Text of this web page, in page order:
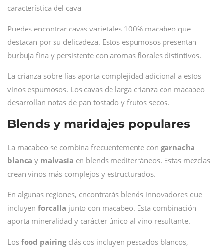
característica del cava.
Puedes encontrar cavas varietales 100% macabeo que
destacan por su delicadeza. Estos espumosos presentan
burbuja fina y persistente con aromas florales distintivos.
La crianza sobre lías aporta complejidad adicional a estos
vinos espumosos. Los cavas de larga crianza con macabeo
desarrollan notas de pan tostado y frutos secos.
Blends y maridajes populares
La macabeo se combina frecuentemente con garnacha
blanca y malvasía en blends mediterráneos. Estas mezclas
crean vinos más complejos y estructurados.
En algunas regiones, encontrarás blends innovadores que
incluyen forcalla junto con macabeo. Esta combinación
aporta mineralidad y carácter único al vino resultante.
Los food pairingclásicos incluyen pescados blancos,